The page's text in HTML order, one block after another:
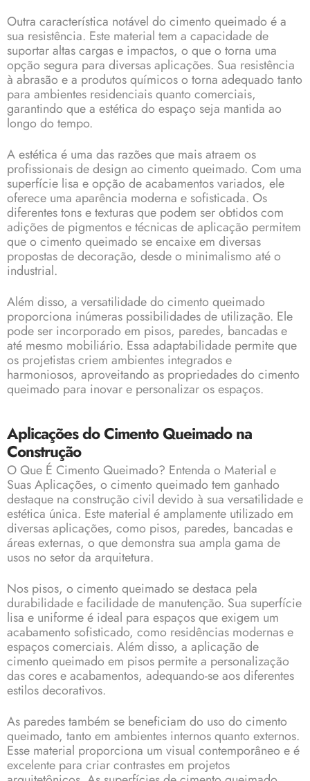
Outra característica notável do cimento queimado é a
sua resistência. Este material tem a capacidade de
suportar altas cargas e impactos, o que o torna uma
opção segura para diversas aplicações. Sua resistência
à abrasão e a produtos químicos o torna adequado tanto
para ambientes residenciais quanto comerciais,
garantindo que a estética do espaço seja mantida ao
longo do tempo.
A estética é uma das razões que mais atraem os
profissionaisde design ao cimento queimado. Com uma
superfície lisa e opção de acabamentos variados, ele
oferece uma aparência moderna e sofisticada. Os
diferentes tons e texturas que podem ser obtidos com
adições de pigmentos e técnicas de aplicação permitem
que o cimento queimado se encaixe em diversas
propostas de decoração, desde o minimalismo até o
industrial.
Além disso, a versatilidade do cimento queimado
proporciona inúmeras possibilidades de utilização. Ele
pode ser incorporado em pisos, paredes, bancadas e
até mesmo mobiliário. Essa adaptabilidade permite que
os projetistas criem ambientes integrados e
harmoniosos, aproveitando as propriedades do cimento
queimado para inovar e personalizar os espaços.
Aplicações do Cimento Queimado na
Construção
O Que É Cimento Queimado? Entenda o Material e
Suas Aplicações, o cimento queimado tem ganhado
destaque na construção civil devido à sua versatilidade e
estética única. Este material é amplamente utilizado em
diversas aplicações, como pisos, paredes, bancadas e
áreas externas, o que demonstra sua ampla gama de
usos no setor da arquitetura.
Nos pisos, o cimento queimado se destaca pela
durabilidade e facilidade de manutenção. Sua superfície
lisa e uniforme é ideal para espaços que exigem um
acabamento sofisticado, como residências modernas e
espaços comerciais. Além disso, a aplicação de
cimento queimado em pisos permite a personalização
das cores e acabamentos, adequando-se aos diferentes
estilos decorativos.
As paredes também se beneficiam do uso do cimento
queimado, tanto em ambientes internos quanto externos.
Esse material proporciona um visual contemporâneo e é
excelente para criar contrastes em projetos